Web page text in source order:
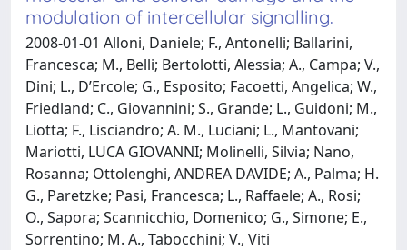
modulation of intercellular signalling.
2008-01-01 Alloni, Daniele; F., Antonelli; Ballarini,
Francesca; M., Belli; Bertolotti, Alessia; A., Campa; V.,
Dini; L., D’Ercole; G., Esposito; Facoetti, Angelica; W.,
Friedland; C., Giovannini; S., Grande; L., Guidoni; M.,
Liotta; F., Lisciandro; A. M., Luciani; L., Mantovani;
Mariotti, LUCA GIOVANNI; Molinelli, Silvia; Nano,
Rosanna; Ottolenghi, ANDREA DAVIDE; A., Palma; H.
G., Paretzke; Pasi, Francesca; L., Raffaele; A., Rosi;
O., Sapora; Scannicchio, Domenico; G., Simone; E.,
Sorrentino; M. A., Tabocchini; V., Viti